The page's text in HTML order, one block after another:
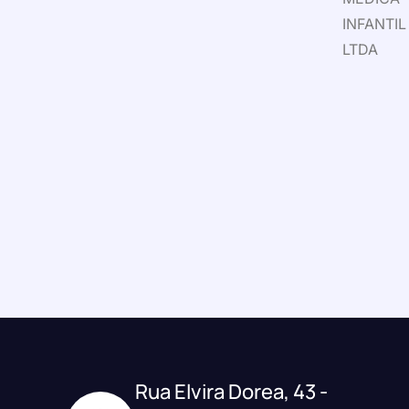
INFANTIL
LTDA
Rua Elvira Dorea, 43 -